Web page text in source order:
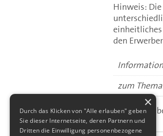
Hinweis:
den
zum
(aus:
×
Durch das Klicken von "Alle erlauben" geben
Sie dieser Internetseite, deren Partnern und
Dritten die Einwilligung personenbezogene